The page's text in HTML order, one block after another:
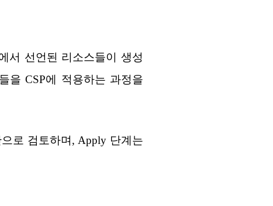
서 선언된 리소스들이 생성
을 CSP에 적용하는 과정을
로 검토하며, Apply 단계는